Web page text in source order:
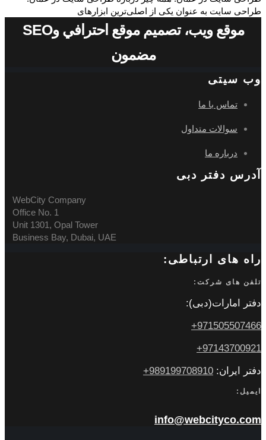
طراحی سایت به عنوان یکی از اصلی‌ترین ابزارهای
موقع ويب، تصميم موقع احترافي وSEO
مضمون
وب سیتی
تماس با ما
سوالات متداول
درباره ما
آدرس دفتر دبی
WebCity Company
Office No. 1
Unit 1301, Opal Tower
Business Bay, Dubai, UAE
راه های ارتباطی:
تلفن های شرکت:
دفتر امارات(دبی):
971505507466+
97143700921+
دفتر ایران: 989199708910+
ایمیل:
info@webcityco.com